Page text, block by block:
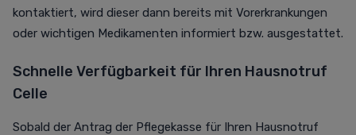
kontaktiert, wird dieser dann bereits mit Vorerkrankungen
oder wichtigen Medikamenten informiert bzw. ausgestattet.
Schnelle Verfügbarkeit für Ihren Hausnotruf
Celle
Sobald der Antrag der Pflegekasse für Ihren Hausnotruf